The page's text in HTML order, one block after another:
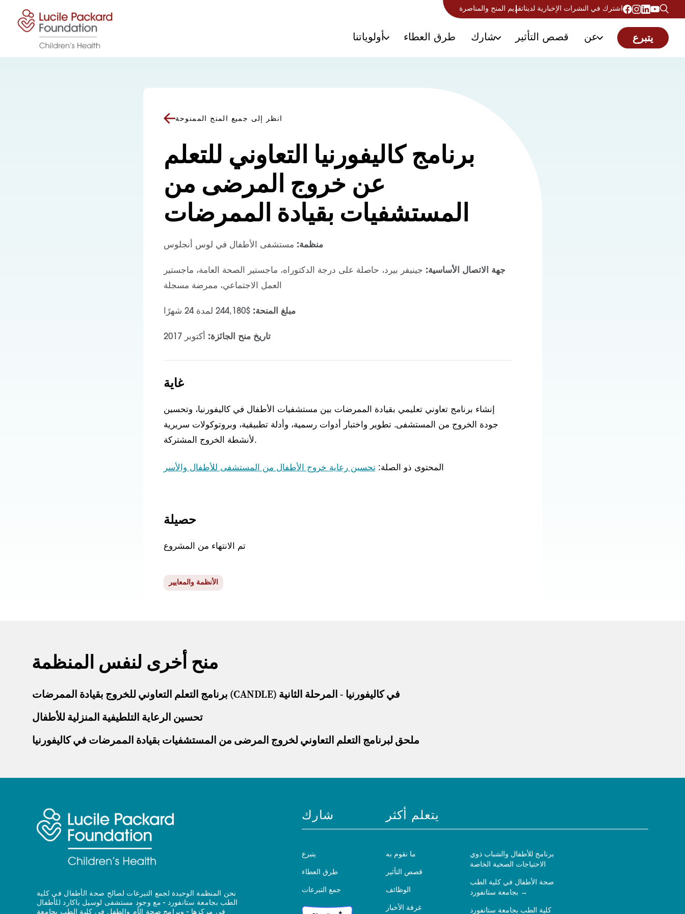
انتقل إلى المحتوى تقديم المنح والمناصرةاشترك في النشرات الإخبارية لدينا
أولوياتنا طرق العطاء شارك قصص التأثير عن يتبرع
انظر إلى جميع المنح الممنوحة
برنامج كاليفورنيا التعاوني للتعلم
عن خروج المرضى من
المستشفيات بقيادة الممرضات
منظمة: مستشفى الأطفال في لوس أنجلوس
جهة الاتصال الأساسية: جينيفر بيرد، حاصلة على درجة الدكتوراه، ماجستير الصحة العامة، ماجستير
العمل الاجتماعي، ممرضة مسجلة
مبلغ المنحة: $244,180 لمدة 24 شهرًا
تاريخ منح الجائزة: أكتوبر 2017
غاية
إنشاء برنامج تعاوني تعليمي بقيادة الممرضات بين مستشفيات الأطفال في كاليفورنيا، وتحسين
جودة الخروج من المستشفى. تطوير واختبار أدوات رسمية، وأدلة تطبيقية، وبروتوكولات سريرية
لأنشطة الخروج المشتركة.
المحتوى ذو الصلة:تحسين رعاية خروج الأطفال من المستشفى للأطفال والأسر
حصيلة
تم الانتهاء من المشروع
الأنظمة والمعايير
منح أخرى لنفس المنظمة
برنامج التعلم التعاوني للخروج بقيادة الممرضات (CANDLE) في كاليفورنيا - المرحلة الثانية
تحسين الرعاية التلطيفية المنزلية للأطفال
ملحق لبرنامج التعلم التعاوني لخروج المرضى من المستشفيات بقيادة الممرضات في كاليفورنيا
نحن المنظمة الوحيدة لجمع التبرعات لصالح صحة الأطفال في كلية
الطب بجامعة ستانفورد - مع وجود مستشفى لوسيل باكارد للأطفال
في مركزها - وبرامج صحة الأم والطفل في كلية الطب بجامعة
شارك
يتبرع
طرق العطاء
جمع التبرعات
يتعلم أكثر
ما نقوم به
قصص التأثير
الوظائف
غرفة الأخبار
برنامج للأطفال والشباب ذوي
الاحتياجات الصحية الخاصة
صحة الأطفال في كلية الطب
بجامعة ستانفورد
كلية الطب بجامعة ستانفورد